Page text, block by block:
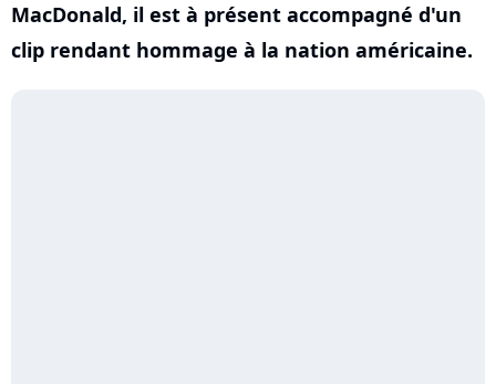
MacDonald, il est à présent accompagné d'un
clip rendant hommage à la nation américaine.